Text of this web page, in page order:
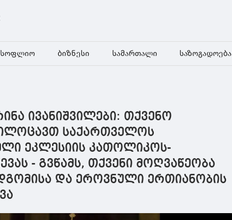
ბიზნესი სამართალი საზოგადოება
ივანიშვილები: თქვენო
საქართველოს
ეკლესიის კათოლიკოს-
- გვწამს, თქვენი მოღვაწეობა
და ეროვნული ერთიანობის